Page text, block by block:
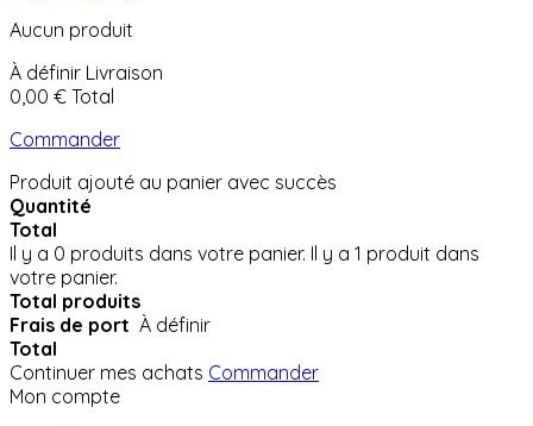
Aucun produit
À définir Livraison
0,00 € Total
Commander
Produit ajouté au panier avec succès
Quantité
Total
Il y a 0 produits dans votre panier. Il y a 1 produit dans
votre panier.
Total produits
Frais de port À définir
Total
Continuer mes achats Commander
Mon compte